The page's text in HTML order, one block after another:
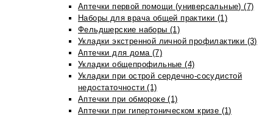
Аптечки первой помощи (универсальные) (7)
Наборы для врача общей практики (1)
Фельдшерские наборы (1)
Укладки экстренной личной профилактики (3)
Аптечки для дома (7)
Укладки общепрофильные (4)
Укладки при острой сердечно-сосудистой
недостаточности (1)
Аптечки при обмороке (1)
Аптечки при гипертоническом кризе (1)